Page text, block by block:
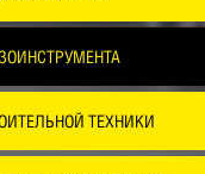
ТЕХНИКИ